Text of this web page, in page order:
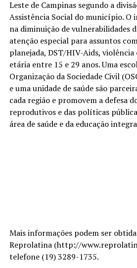
Leste de Campinas segundo a
Assistência Social do município.
na diminuição de vulnerabilidades
atenção especial para assuntos
planejada, DST/HIV-Aids,
etária entre 15 e 29 anos. Uma
Organização da Sociedade Civil
e uma unidade de saúde são
cada região e promovem a defesa
reprodutivos e das políticas
área de saúde e da educação
Mais informações podem ser
Reprolatina (http://
telefone (19) 3289-1735.